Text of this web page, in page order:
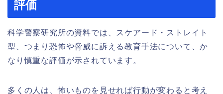
評価
科学警察研究所の資料では、スケアード・ストレイト
型、つまり恐怖や脅威に訴える教育手法について、か
なり慎重な評価が示されています。
多くの人は、怖いものを見せれば行動が変わると考え